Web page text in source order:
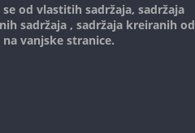
od vlastitih sadržaja, sadržaja
sadržaja , sadržaja kreiranih od
vanjske stranice.